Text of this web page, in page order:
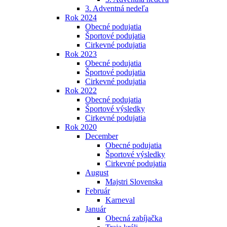
3. Adventná nedeľa
Rok 2024
Obecné podujatia
Športové podujatia
Cirkevné podujatia
Rok 2023
Obecné podujatia
Športové podujatia
Cirkevné podujatia
Rok 2022
Obecné podujatia
Športové výsledky
Cirkevné podujatia
Rok 2020
December
Obecné podujatia
Športové výsledky
Cirkevné podujatia
August
Majstri Slovenska
Február
Karneval
Január
Obecná zabíjačka